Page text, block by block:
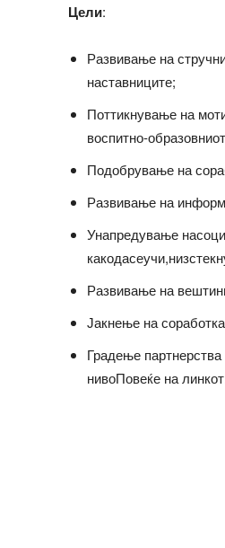
Цели:
Развивање на
наставниците;
Поттикнување на
воспитно-
Подобрување на
Развивање на
Унапредување
Развивање на
Јакнење на
Градење
нивоПовеќе на